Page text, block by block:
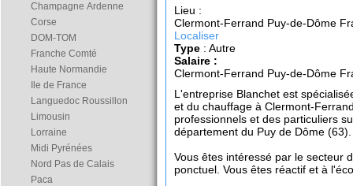
Lieu :
Clermont-Ferrand Puy-de-Dôme
Localiser
Type : Autre
Salaire :
Clermont-Ferrand Puy-de-Dôme
L'entreprise Blanchet est
et du chauffage à Clermont-
professionnels et des particuliers
département du Puy de Dôme (63).
Vous êtes intéressé par le secteur
ponctuel. Vous êtes réactif et à
Champagne Ardenne
Corse
DOM-TOM
Franche Comté
Haute Normandie
Ile de France
Languedoc Roussillon
Limousin
Lorraine
Midi Pyrénées
Nord Pas de Calais
Paca